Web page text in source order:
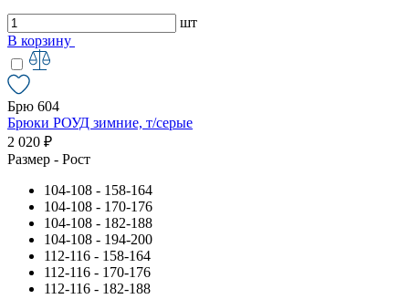
шт
В корзину
Брю 604
Брюки РОУД зимние, т/серые
2 020 ₽
Размер - Рост
104-108 - 158-164
104-108 - 170-176
104-108 - 182-188
104-108 - 194-200
112-116 - 158-164
112-116 - 170-176
112-116 - 182-188